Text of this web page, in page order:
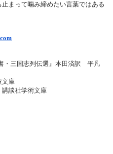
止まって噛み締めたい言葉ではある
・三国志列伝選』本田済訳 平凡
文庫
談社学術文庫